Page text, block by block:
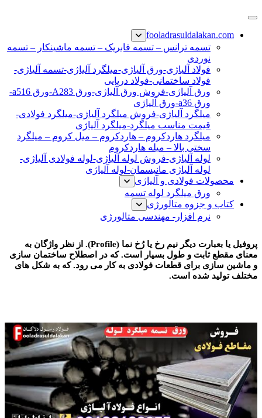
پرش
محتوا
نبشی فولادی-ناودانی فولادی-قیمت ورق-قیمت فولاد
fooladrasuldalakan.com
تسمه ترانس – تسمه فابریک – تسمه ماشینکار – تسمه
نوردی
فولاد آلیاژی-ورق آلیاژی-میلگرد آلیاژی-تسمه آلیاژی-
فولاد ساختمانی-فولاد دریایی
ورق آلیاژی-فروش ورق آلیاژی-ورق A283-ورق a516-
ورق a36-ورق آلیاژی
میلگرد آلیاژی-فروش میلگرد آلیاژی-میلگرد فولادی-
قیمت مناسب میلگرد-میلگرد آلیاژی
میلگرد هاردکروم – هاردکروم – میل کروم – میلگرد
سختی بالا – میله هاردکروم
لوله آلیاژی-فروش لوله آلیاژی-لوله فولادی آلیاژی-
لوله آلیاژی مانیسمان-لوله آلیاژی
محصولات فولادی و آلیاژی
ورق میلگرد لوله تسمه
کتاب و جزوه متالورژی
نرم افزار- مهندسی متالورژی
پروفیل یا بعبارت دیگر نیم رخ یا رُخ نما (Profile). از نظر واژگان به
معنای مقطع ثابت و طول بسیار است. که در اصطلاح ساختمان سازی
و ماشین سازی برای قطعات فولادی به کار می رود. که به شکل های
مختلف تولید شده است.